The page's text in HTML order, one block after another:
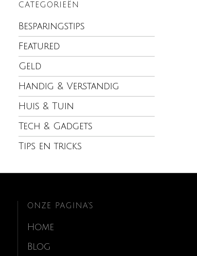
CATEGORIEËN
Besparingstips
Featured
Geld
Handig & Verstandig
Huis & Tuin
Tech & Gadgets
Tips en tricks
ONZE PAGINA’S
Home
Blog